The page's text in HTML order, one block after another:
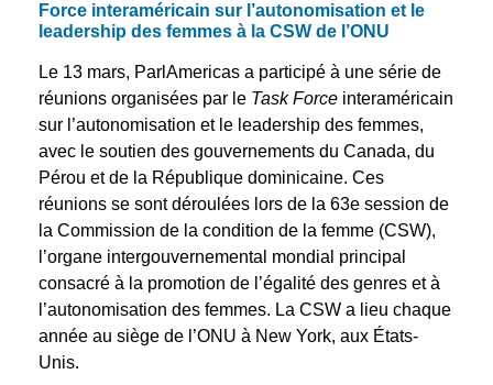
Force interaméricain sur l’autonomisation et le
leadership des femmes à la CSW de l’ONU
Le 13 mars, ParlAmericas a participé à une série de
réunions organisées par le Task Force interaméricain
sur l’autonomisation et le leadership des femmes,
avec le soutien des gouvernements du Canada, du
Pérou et de la République dominicaine. Ces
réunions se sont déroulées lors de la 63e session de
la Commission de la condition de la femme (CSW),
l’organe intergouvernemental mondial principal
consacré à la promotion de l’égalité des genres et à
l’autonomisation des femmes. La CSW a lieu chaque
année au siège de l’ONU à New York, aux États-
Unis.